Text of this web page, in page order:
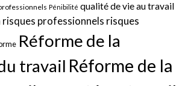
Pénibilité qualité de vie au travail
risques professionnels risques
Réforme de la
travail Réforme de la